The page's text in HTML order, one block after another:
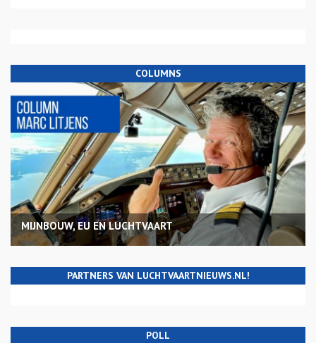
COLUMNS
MIJNBOUW, EU EN LUCHTVAART
PARTNERS VAN LUCHTVAARTNIEUWS.NL!
POLL